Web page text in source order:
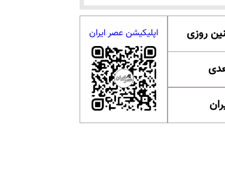
اپلیکیشن عصر ایران